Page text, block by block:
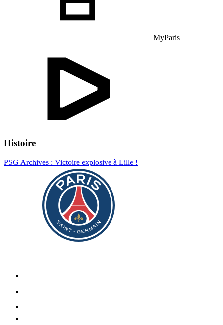
MyParis
Histoire
PSG Archives : Victoire explosive à Lille !